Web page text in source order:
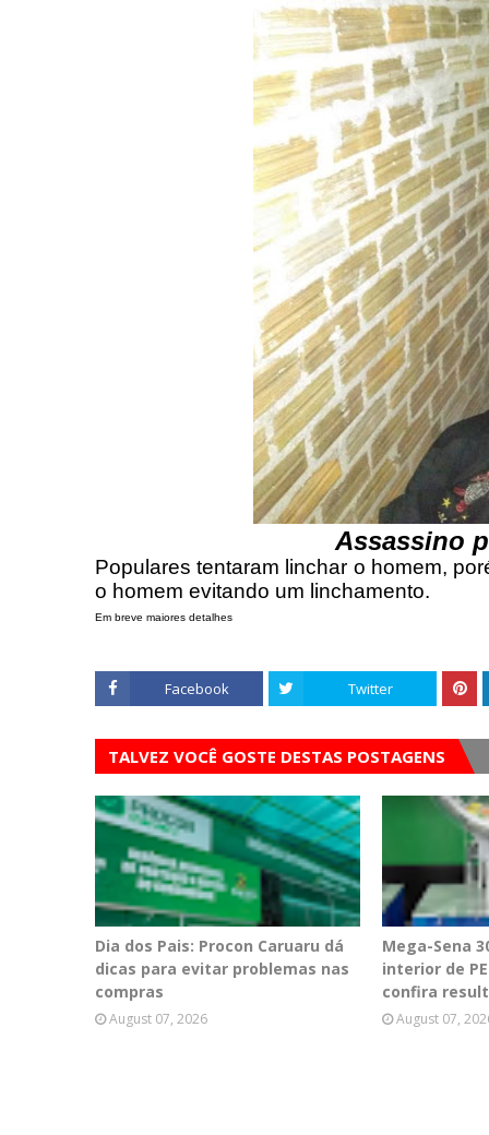
Assassino
Populares tentaram linchar o homem,
o homem evitando um linchamento.
Em breve maiores detalhes
Facebook Twitter
TALVEZ VOCÊ GOSTE DESTAS POSTAGENS
Dia dos Pais: Procon Caruaru dá
dicas para evitar problemas nas
compras
August 07, 2026
Mega-Sena
interior de
confira
August 07,